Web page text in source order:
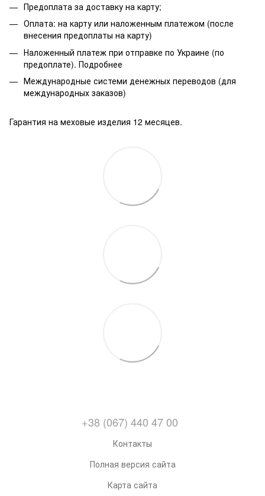
Предоплата за доставку на карту;
Оплата: на карту или наложенным платежом (после
внесения предоплаты на карту)
Наложенный платеж при отправке по Украине (по
предоплате). Подробнее
Международные системи денежных переводов (для
международных заказов)
Гарантия на меховые изделия 12 месяцев.
+38 (067) 440 47 00
Контакты
Полная версия сайта
Карта сайта